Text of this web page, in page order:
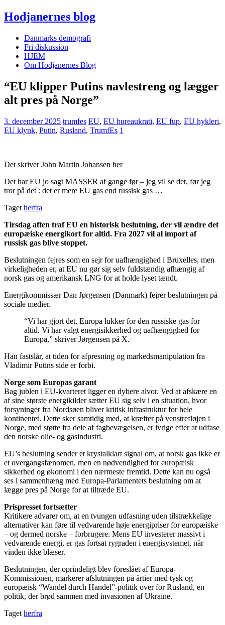
Hodjanernes blog
Danmarks demografi
Fri diskussion
HJEM
Om Hodjanernes Blog
“EU klipper Putins navle­streng og lægger
alt pres på Norge”
3. december 2025 trumfes EU, EU bureaukrati, EU fup, EU hykleri,
EU klynk, Putin, Rusland, TrumfEs 1
Det skriver John Martin Johansen her
Det har EU jo sagt MASSER af gange før – jeg vil se det, før jeg
tror på det : det er mere EU gas end russisk gas …
Taget herfra
Tirsdag aften traf EU en historisk beslutning, der vil ændre det
europæiske energikort for altid. Fra 2027 vil al import af
russisk gas blive stoppet.
Beslutningen fejres som en sejr for uafhængighed i Bruxelles, men
virkeligheden er, at EU nu gør sig selv fuldstændig afhængig af
norsk gas og amerikansk LNG for at holde lyset tændt.
Energikommissær Dan Jørgensen (Danmark) fejrer beslutningen på
sociale medier.
“Vi har gjort det, Europa lukker for den russiske gas for
altid. Vi har valgt energisikkerhed og uafhængighed for
Europa,” skriver Jørgensen på X.
Han fastslår, at tiden for afpresning og markedsmanipulation fra
Vladimir Putins side er forbi.
Norge som Europas garant
Bag jublen i EU-kvarteret ligger en dybere alvor. Ved at afskære en
af sine største energikilder sætter EU sig selv i en situation, hvor
forsyninger fra Nordsøen bliver kritisk infrastruktur for hele
kontinentet. Dette sker samtidig med, at kræfter på venstrefløjen i
Norge, med støtte fra dele af fagbevægelsen, er ivrige efter at udfase
den norske olie- og gasindustri.
EU’s beslutning sender et krystalklart signal om, at norsk gas ikke er
et overgangsfænomen, men en nødvendighed for europæisk
sikkerhed og økonomi i den nærmeste fremtid. Dette kan nu også
ses i sammenhæng med Europa-Parlamentets beslutning om at
lægge pres på Norge for at tiltræde EU.
Prispresset fortsætter
Kritikere advarer om, at en tvungen udfasning uden tilstrækkelige
alternativer kan føre til vedvarende høje energipriser for europæiske
– og dermed norske – forbrugere. Mens EU investerer massivt i
vedvarende energi, er gas fortsat rygraden i energisystemet, når
vinden ikke blæser.
Beslutningen, der oprindeligt blev foreslået af Europa-
Kommissionen, markerer afslutningen på årtier med tysk og
europæisk “Wandel durch Handel”-politik over for Rusland, en
politik, der brød sammen med invasionen af Ukraine.
Taget herfra